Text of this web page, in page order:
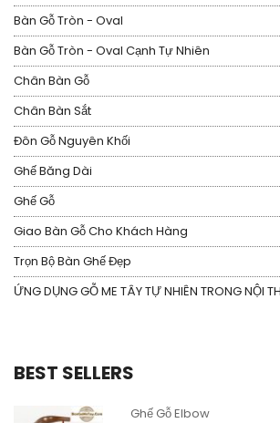
Bàn Gỗ Tròn - Oval
Bàn Gỗ Tròn - Oval Cạnh Tự Nhiên
Chân Bàn Gỗ
Chân Bàn Sắt
Đôn Gỗ Nguyên Khối
Ghế Băng Dài
Ghế Gỗ
Giao Bàn Gỗ Cho Khách Hàng
Trọn Bộ Bàn Ghế Đẹp
ỨNG DỤNG GỖ ME TÂY TỰ NHIÊN TRONG NỘI
BEST SELLERS
Ghế Gỗ Elbow